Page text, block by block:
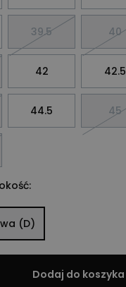
39.5 40
42 42.5
44.5 45
(D)
Dodaj do koszyka